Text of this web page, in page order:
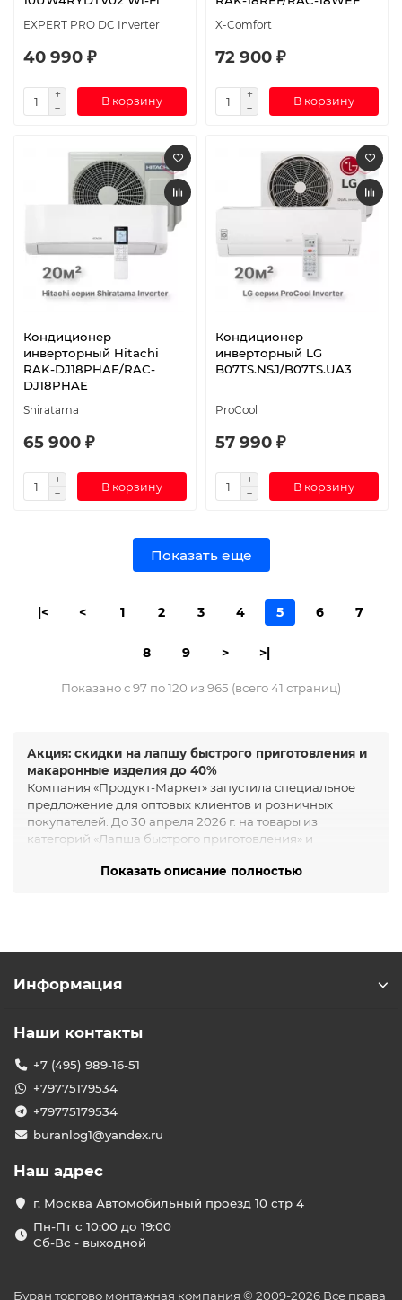
EXPERT PRO DC Inverter
40 990 ₽
В корзину
X-Comfort
72 900 ₽
В корзину
Кондиционер
инверторный Hitachi
RAK-DJ18PHAE/RAC-
DJ18PHAE
Shiratama
65 900 ₽
В корзину
Кондиционер
инверторный LG
B07TS.NSJ/B07TS.UA3
ProCool
57 990 ₽
В корзину
Показать еще
|< < 1 2 3 4 5 6 7
8 9 > >|
Показано с 97 по 120 из 965 (всего 41 страниц)
Акция: скидки на лапшу быстрого приготовления и
макаронные изделия до 40%
Компания «Продукт-Маркет» запустила специальное
предложение для оптовых клиентов и розничных
покупателей. До 30 апреля 2026 г. на товары из
категорий «Лапша быстрого приготовления» и
✔️ Скидка от 20% до 40%
Точный размер скидки зависит от объёма заказа,
предоставляются при обращении к менеджеру:
-Телефон: 8 (3822) 40-47-79
Показать описание полностью
Информация
Наши контакты
+7 (495) 989-16-51
+79775179534
+79775179534
buranlog1@yandex.ru
Наш адрес
г. Москва Автомобильный проезд 10 стр 4
Пн-Пт с 10:00 до 19:00
Сб-Вс - выходной
Буран торгово монтажная компания © 2009-2026 Все права